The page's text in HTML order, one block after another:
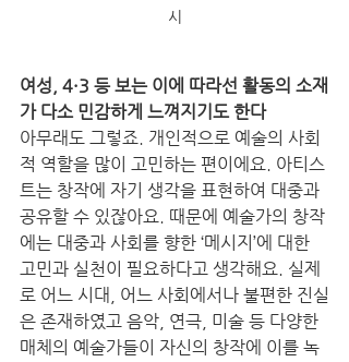
시
여성, 4·3 등 보는 이에 따라선 활동의 소재
가 다소 민감하게 느껴지기도 한다
아무래도 그렇죠. 개인적으로 예술의 사회
적 역할을 많이 고민하는 편이에요. 아티스
트는 창작에 자기 생각을 표현하여 대중과
공유할 수 있잖아요. 때문에 예술가의 창작
에는 대중과 사회를 향한 ‘메시지’에 대한
고민과 실천이 필요하다고 생각해요. 실제
로 어느 시대, 어느 사회에서나 불편한 진실
은 존재하였고 음악, 연극, 미술 등 다양한
매체의 예술가들이 자신의 창작에 이를 녹